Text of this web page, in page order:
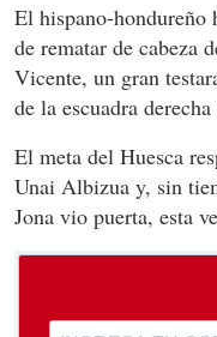
El hispano-hondureño
de rematar de cabeza
Vicente, un gran
de la escuadra
El meta del Huesca
Unai Albizua y, sin
Jona vio puerta, esta